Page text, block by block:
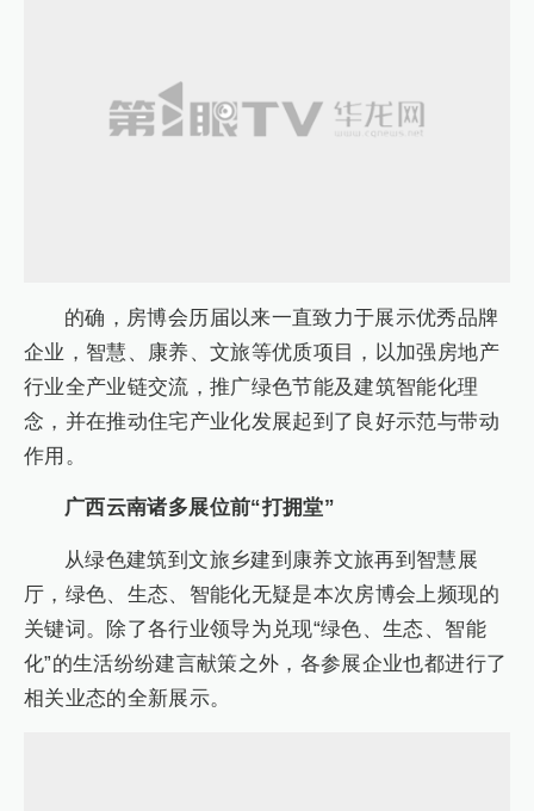
的确，房博会历届以来一直致力于展示优秀品牌
企业，智慧、康养、文旅等优质项目，以加强房地产
行业全产业链交流，推广绿色节能及建筑智能化理
念，并在推动住宅产业化发展起到了良好示范与带动
作用。
广西云南诸多展位前“打拥堂”
从绿色建筑到文旅乡建到康养文旅再到智慧展
厅，绿色、生态、智能化无疑是本次房博会上频现的
关键词。除了各行业领导为兑现“绿色、生态、智能
化”的生活纷纷建言献策之外，各参展企业也都进行了
相关业态的全新展示。